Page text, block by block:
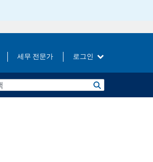
세무 전문가 로그인